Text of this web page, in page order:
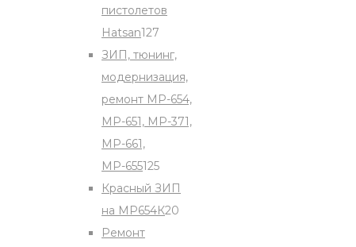
пистолетов
Hatsan127
products
ЗИП, тюнинг,
модернизация,
ремонт МР-654,
МР-651, МР-371,
МР-661,
МР-655125125
products
Красный ЗИП
на МР654К20
Ремонт